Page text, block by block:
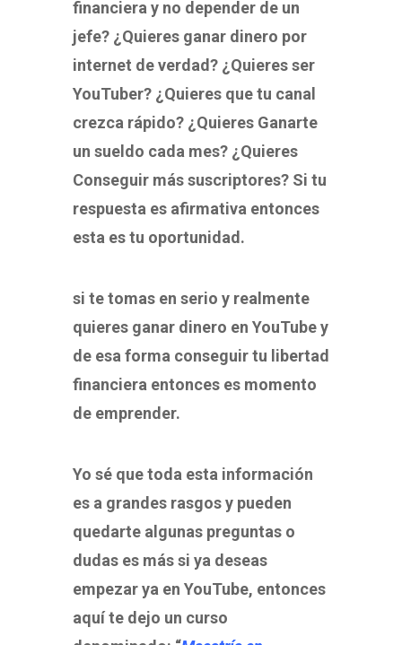
financiera y no depender de un
jefe? ¿Quieres ganar dinero por
internet de verdad? ¿Quieres ser
YouTuber? ¿Quieres que tu canal
crezca rápido? ¿Quieres Ganarte
un sueldo cada mes? ¿Quieres
Conseguir más suscriptores? Si tu
respuesta es afirmativa entonces
esta es tu oportunidad.
si te tomas en serio y realmente
quieres ganar dinero en YouTube y
de esa forma conseguir tu libertad
financiera entonces es momento
de emprender.
Yo sé que toda esta información
es a grandes rasgos y pueden
quedarte algunas preguntas o
dudas es más si ya deseas
empezar ya en YouTube, entonces
aquí te dejo un curso